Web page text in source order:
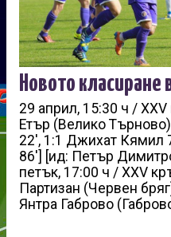
Новото класиране
29 април, 15:30 ч /
Етър (Велико
22′, 1:1 Джихат Кямил
86′] [ид: Петър
петък, 17:00 ч / XXV
Партизан (Червен
Янтра Габрово